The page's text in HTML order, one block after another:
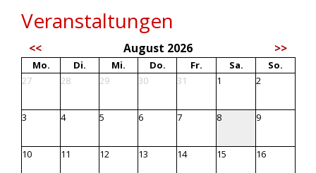
Veranstaltungen
<< August 2026 >>
Mo. Di. Mi. Do. Fr. Sa.
So.
27
28 29 30 31 1 2
3 4 5 6 7 8 9
10 11 12 13 14 15 16